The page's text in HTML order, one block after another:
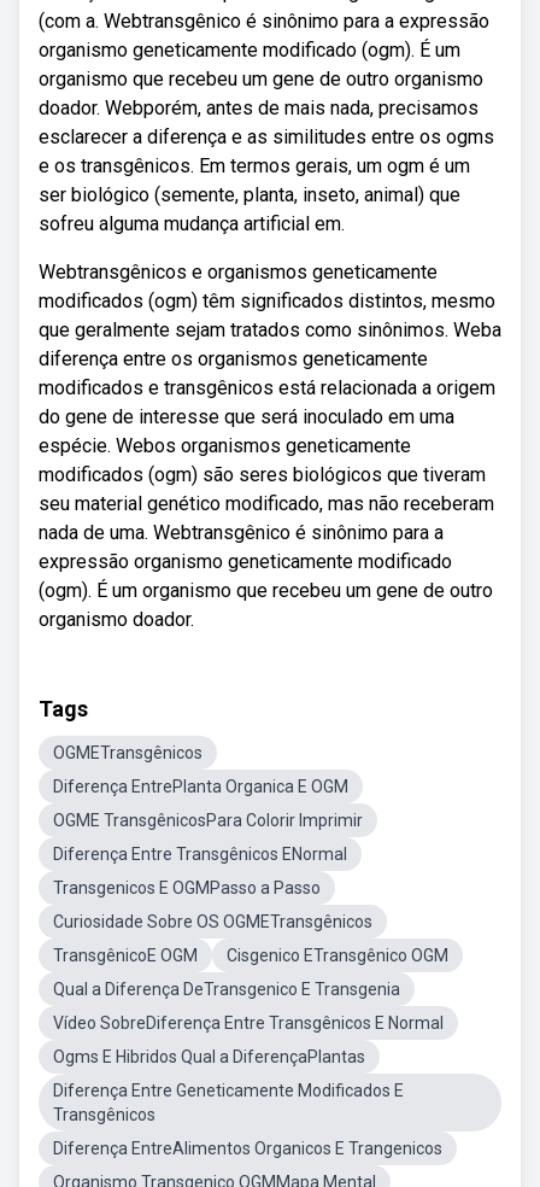
(com a. Webtransgênico é sinônimo para a expressão
organismo geneticamente modificado (ogm). É um
organismo que recebeu um gene de outro organismo
doador. Webporém, antes de mais nada, precisamos
esclarecer a diferença e as similitudes entre os ogms
e os transgênicos. Em termos gerais, um ogm é um
ser biológico (semente, planta, inseto, animal) que
sofreu alguma mudança artificial em.
Webtransgênicos e organismos geneticamente
modificados (ogm) têm significados distintos, mesmo
que geralmente sejam tratados como sinônimos. Weba
diferença entre os organismos geneticamente
modificados e transgênicos está relacionada a origem
do gene de interesse que será inoculado em uma
espécie. Webos organismos geneticamente
modificados (ogm) são seres biológicos que tiveram
seu material genético modificado, mas não receberam
nada de uma. Webtransgênico é sinônimo para a
expressão organismo geneticamente modificado
(ogm). É um organismo que recebeu um gene de outro
organismo doador.
Tags
OGMETransgênicos
Diferença EntrePlanta Organica E OGM
OGME TransgênicosPara Colorir Imprimir
Diferença Entre Transgênicos ENormal
Transgenicos E OGMPasso a Passo
Curiosidade Sobre OS OGMETransgênicos
TransgênicoE OGM
Cisgenico ETransgênico OGM
Qual a Diferença DeTransgenico E Transgenia
Vídeo SobreDiferença Entre Transgênicos E Normal
Ogms E Hibridos Qual a DiferençaPlantas
Diferença Entre Geneticamente Modificados E
Transgênicos
Diferença EntreAlimentos Organicos E Trangenicos
Organismo Transgenico OGMMapa Mental